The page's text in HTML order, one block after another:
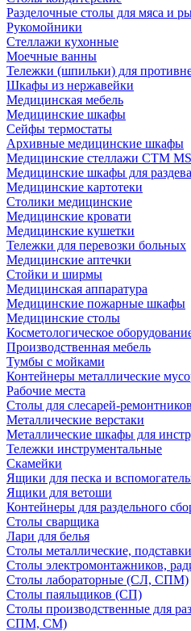
Разделочные столы для мяса и
Рукомойники
Стеллажи кухонные
Моечные ванны
Тележки (шпильки) для
Шкафы из нержавейки
Медицинская мебель
Медицинские шкафы
Сейфы термостаты
Архивные медицинские шкафы
Медицинские стеллажи CTM MS
Медицинские шкафы для
Медицинские картотеки
Столики медицинские
Медицинские кровати
Медицинские кушетки
Тележки для перевозки больных
Медицинские аптечки
Стойки и ширмы
Медицинская аппаратура
Медицинские пожарные шкафы
Медицинские столы
Косметологическое
Производственная мебель
Тумбы с мойками
Контейнеры металлические
Рабочие места
Столы для слесарей-
Металлические верстаки
Металлические шкафы для
Тележки инструментальные
Скамейки
Ящики для песка и
Ящики для ветоши
Контейнеры для раздельного
Столы сварщика
Лари для белья
Столы металлические,
Столы электромонтажников,
Столы лабораторные (СЛ, СПМ)
Столы паяльщиков (СП)
Столы производственные для
СПМ, СМ)